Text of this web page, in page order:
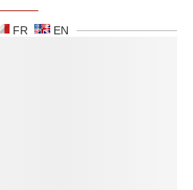
FR EN